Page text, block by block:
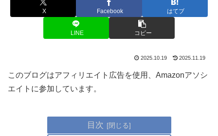
X Facebook はてブ
LINE コピー
2025.10.19 2025.11.19
このブログはアフィリエイト広告を使用、Amazonアソシ
エイトに参加しています。
目次